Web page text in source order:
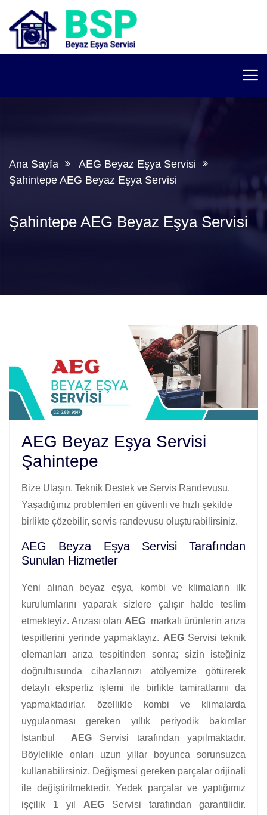
Ana Sayfa
AEG Beyaz Eşya Servisi
Şahintepe AEG Beyaz Eşya Servisi
Şahintepe AEG Beyaz Eşya Servisi
AEG Beyaz Eşya Servisi
Şahintepe
Bize Ulaşın. Teknik Destek ve Servis Randevusu.
Yaşadığınız problemleri en güvenli ve hızlı şekilde
birlikte çözebilir, servis randevusu oluşturabilirsiniz.
AEG Beyza Eşya Servisi Tarafından
Sunulan Hizmetler
Yeni alınan beyaz eşya, kombi ve klimaların ilk
kurulumlarını yaparak sizlere çalışır halde teslim
etmekteyiz. Arızası olan AEGmarkalı ürünlerin arıza
tespitlerini yerinde yapmaktayız. AEGServisi teknik
elemanları arıza tespitinden sonra; sizin isteğiniz
doğrultusunda cihazlarınızı atölyemize götürerek
detaylı ekspertiz işlemi ile birlikte tamiratlarını da
yapmaktadırlar. özellikle kombi ve klimalarda
uygulanması gereken yıllık periyodik bakımlar
İstanbul AEGServisi tarafından yapılmaktadır.
Böylelikle onları uzun yıllar boyunca sorunsuzca
kullanabilirsiniz. Değişmesi gereken parçalar orijinali
ile değiştirilmektedir. Yedek parçalar ve yaptığımız
işçilik 1 yıl AEG Servisi tarafından garantilidir.